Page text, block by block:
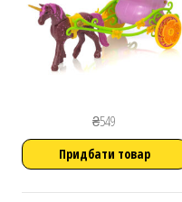
₴549
Придбати товар